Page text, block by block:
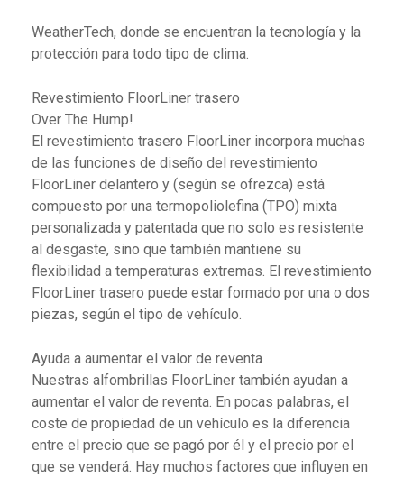
WeatherTech, donde se encuentran la tecnología y la
protección para todo tipo de clima.
Revestimiento FloorLiner trasero
Over The Hump!
El revestimiento trasero FloorLiner incorpora muchas
de las funciones de diseño del revestimiento
FloorLiner delantero y (según se ofrezca) está
compuesto por una termopoliolefina (TPO) mixta
personalizada y patentada que no solo es resistente
al desgaste, sino que también mantiene su
flexibilidad a temperaturas extremas. El revestimiento
FloorLiner trasero puede estar formado por una o dos
piezas, según el tipo de vehículo.
Ayuda a aumentar el valor de reventa
Nuestras alfombrillas FloorLiner también ayudan a
aumentar el valor de reventa. En pocas palabras, el
coste de propiedad de un vehículo es la diferencia
entre el precio que se pagó por él y el precio por el
que se venderá. Hay muchos factores que influyen en